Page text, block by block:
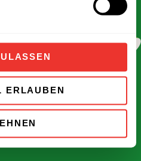
ERLAUBEN
a
c
e
IMPRESSUM
PRESSE